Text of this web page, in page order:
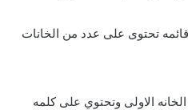
تحتوى على عدد من الخانات
الاولى وتحتوي على كلمه